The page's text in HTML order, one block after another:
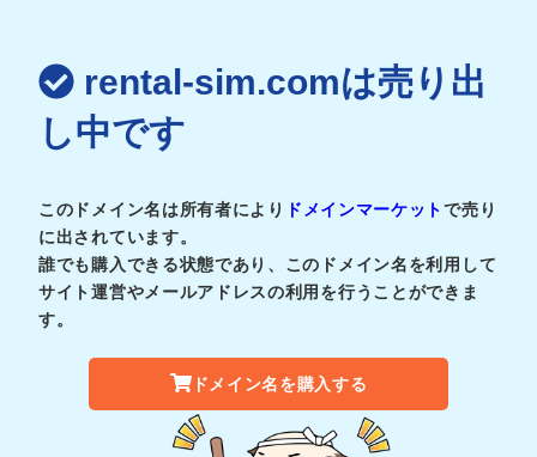
rental-sim.comは売り出
し中です
このドメイン名は所有者により ドメインマーケットで売り
に出されています。
誰でも購入できる状態であり、このドメイン名を利用して
サイト運営やメールアドレスの利用を行うことができま
す。
ドメイン名を購入する